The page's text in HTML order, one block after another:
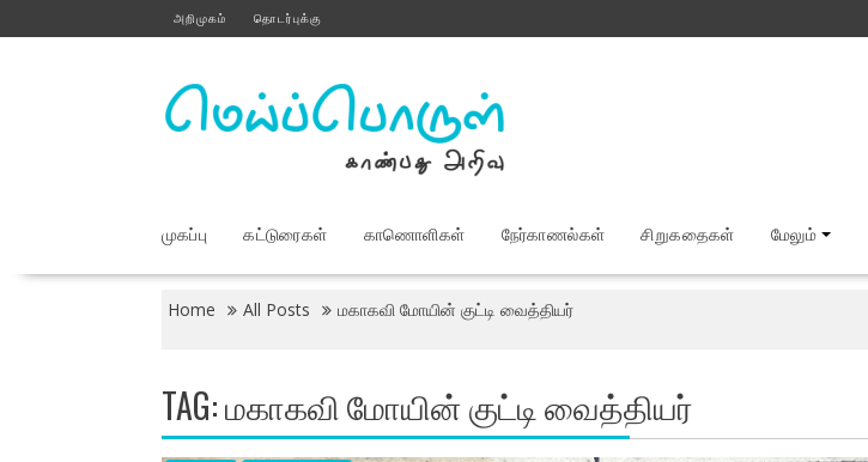
to
அறிமுகம் தொடர்புக்கு
முகப்பு கட்டுரைகள் காணொளிகள் நேர்காணல்கள் சிறுகதைகள் மேலும்
Home All Posts மகாகவி மோயின் குட்டி வைத்தியர்
TAG:மகாகவி மோயின் குட்டி வைத்தியர்